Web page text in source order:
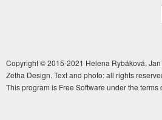
Copyright © 2015-2021 Helena Rybáková,
Zetha Design. Text and photo: all rights
This program is Free Software under the terms